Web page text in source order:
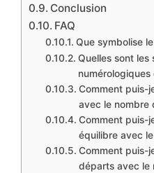
Conclusion
FAQ
Que symbolise
Quelles sont les
numérologiques
Comment puis-
avec le nombre
Comment puis-
équilibre avec
Comment puis-
départs avec le